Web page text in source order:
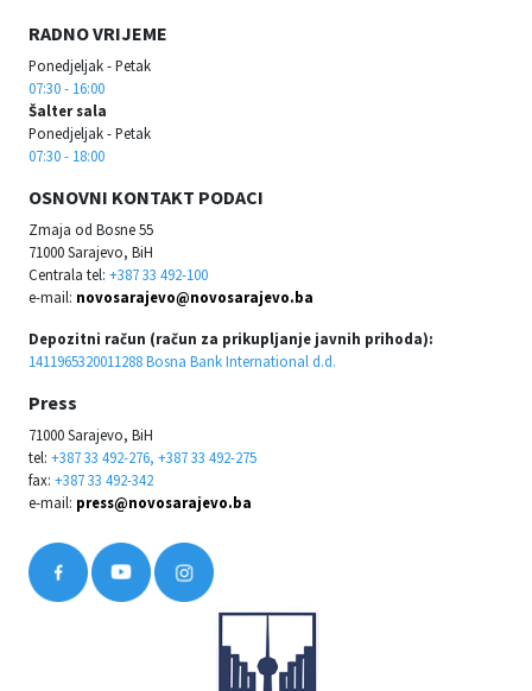
RADNO VRIJEME
Ponedjeljak - Petak
07:30 - 16:00
Šalter sala
Ponedjeljak - Petak
07:30 - 18:00
OSNOVNI KONTAKT PODACI
Zmaja od Bosne 55
71000 Sarajevo, BiH
Centrala tel: +387 33 492-100
e-mail: novosarajevo@novosarajevo.ba
Depozitni račun (račun za prikupljanje javnih prihoda):
1411965320011288 Bosna Bank International d.d.
Press
71000 Sarajevo, BiH
tel: +387 33 492-276, +387 33 492-275
fax: +387 33 492-342
e-mail: press@novosarajevo.ba